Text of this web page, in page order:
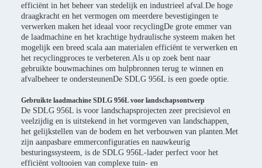
efficiënt in het beheer van stedelijk en industrieel afval.De hoge
draagkracht en het vermogen om meerdere bevestigingen te
verwerken maken het ideaal voor recyclingDe grote emmer van
de laadmachine en het krachtige hydraulische systeem maken het
mogelijk een breed scala aan materialen efficiënt te verwerken en
het recyclingproces te verbeteren.Als u op zoek bent naar
gebruikte bouwmachines om hulpbronnen terug te winnen en
afvalbeheer te ondersteunenDe SDLG 956L is een goede optie.
Gebruikte laadmachine SDLG 956L voor landschapsontwerp
De SDLG 956L is voor landschapsprojecten zeer precisievol en
veelzijdig en is uitstekend in het vormgeven van landschappen,
het gelijkstellen van de bodem en het verbouwen van planten.Met
zijn aanpasbare emmerconfiguraties en nauwkeurig
besturingssysteem, is de SDLG 956L-lader perfect voor het
efficiënt voltooien van complexe tuin- en